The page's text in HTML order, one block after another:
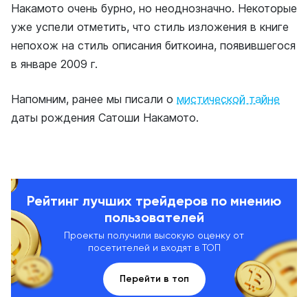
Накамото очень бурно, но неоднозначно. Некоторые
уже успели отметить, что стиль изложения в книге
непохож на стиль описания биткоина, появившегося
в январе 2009 г.
Напомним, ранее мы писали о мистической тайне
даты рождения Сатоши Накамото.
Рейтинг лучших трейдеров по мнению
пользователей
Проекты получили высокую оценку от
посетителей и входят в ТОП
Перейти в топ